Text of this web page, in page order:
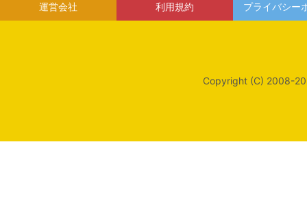
運営会社 利用規約 プライバシー
Copyright (C) 2008-